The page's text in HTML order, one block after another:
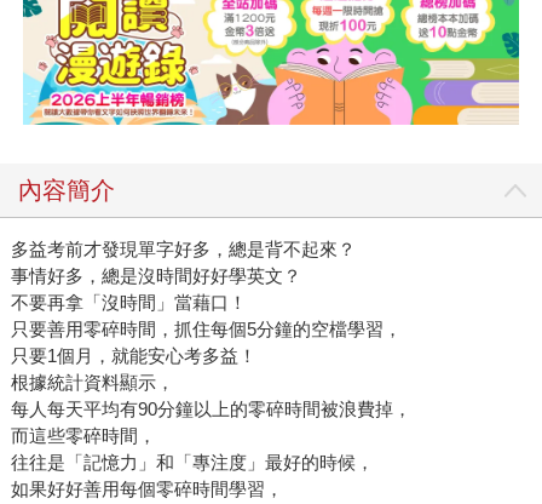
內容簡介
多益考前才發現單字好多，總是背不起來？
事情好多，總是沒時間好好學英文？
不要再拿「沒時間」當藉口！
只要善用零碎時間，抓住每個5分鐘的空檔學習，
只要1個月，就能安心考多益！
根據統計資料顯示，
每人每天平均有90分鐘以上的零碎時間被浪費掉，
而這些零碎時間，
往往是「記憶力」和「專注度」最好的時候，
如果好好善用每個零碎時間學習，